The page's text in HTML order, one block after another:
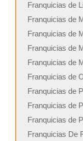
Franquicias de
Franquicias de
Franquicias de
Franquicias de
Franquicias de
Franquicias de
Franquicias de
Franquicias de
Franquicias de
Franquicias De